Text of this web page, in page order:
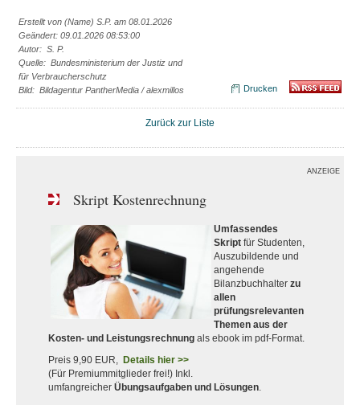
Erstellt von (Name) S.P. am 08.01.2026
Geändert: 09.01.2026 08:53:00
Autor: S. P.
Quelle: Bundesministerium der Justiz und
für Verbraucherschutz
Bild: Bildagentur PantherMedia / alexmillos
Drucken
Zurück zur Liste
ANZEIGE
Skript Kostenrechnung
Umfassendes
Skript für Studenten,
Auszubildende und
angehende
Bilanzbuchhalter zu
allen
prüfungsrelevanten
Themen aus der
Kosten- und Leistungsrechnung als ebook im pdf-Format.
Preis 9,90 EUR, Details hier >>
(Für Premiummitglieder frei!) Inkl.
umfangreicher Übungsaufgaben und Lösungen.